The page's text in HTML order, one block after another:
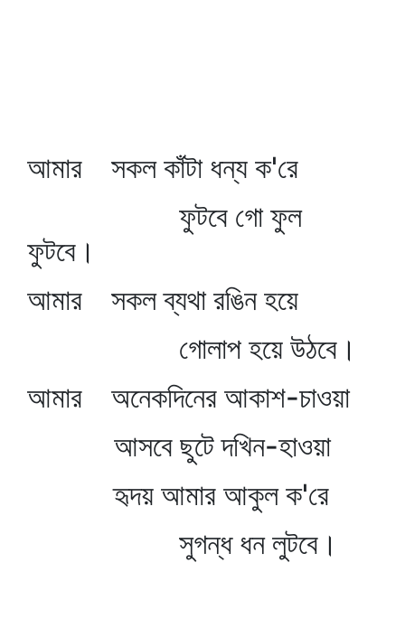
আমার সকল কাঁটা ধন্য ক'রে
ফুটবে গো ফুল
ফুটবে।
আমার সকল ব্যথা রঙিন হয়ে
গোলাপ হয়ে উঠবে।
আমার অনেকদিনের আকাশ-চাওয়া
আসবে ছুটে দখিন-হাওয়া
হৃদয় আমার আকুল ক'রে
সুগন্ধ ধন লুটবে।